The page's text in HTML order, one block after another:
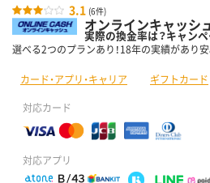
オンラインキャッシ
実際の換金率は？キャン
選べる2つのプランあり！18年の実績があり
3.1 (6件)
カード・アプリ・キャリア
ギフトカード
対応カード
対応アプリ